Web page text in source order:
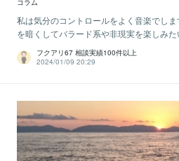
コラム
私は気分のコントロールをよく音楽でし
を暗くしてバラード系や非現実を楽しみ
フクアリ67 相談実績100件以上
2024/01/09 20:29